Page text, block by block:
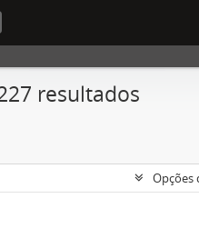
resultados
Opções